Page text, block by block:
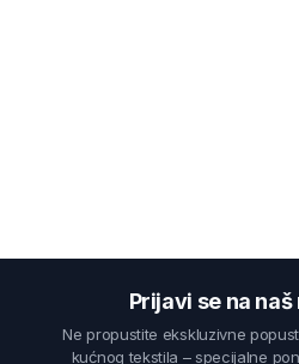
Prijavi se na
Ne propustite ekskluzivne
kućnog tekstila – specijalne